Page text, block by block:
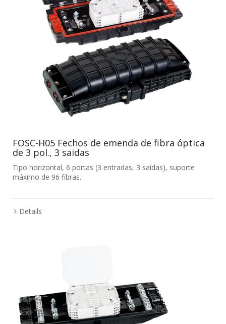
FOSC-H05 Fechos de emenda de fibra óptica
de 3 pol., 3 saidas
Tipo horizontal, 6 portas (3 entradas, 3 saídas), suporte
máximo de 96 fibras.
Details